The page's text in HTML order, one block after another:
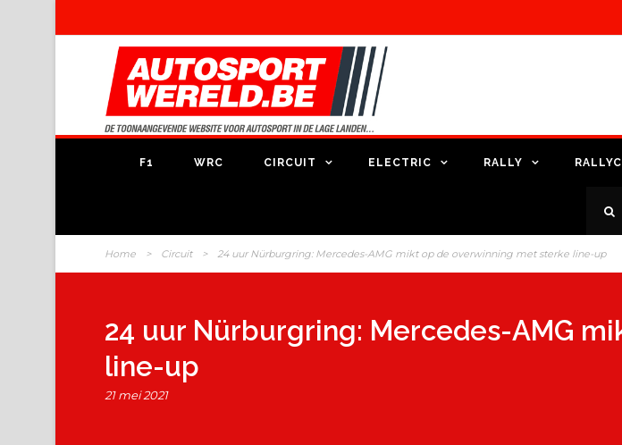
F1 WRC CIRCUIT ELECTRIC RALLY
Home > Circuit > 24 uur Nürburgring: Mercedes-AMG mikt op de overwinning met sterke line-up
24 uur Nürburgring: Mercedes-AMG
line-up
21 mei 2021